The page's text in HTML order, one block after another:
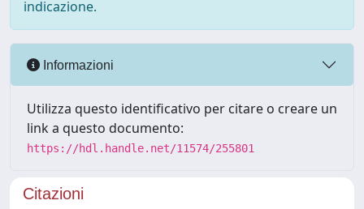
indicazione.
Informazioni
Utilizza questo identificativo per citare o creare un
link a questo documento:
https://hdl.handle.net/11574/255801
Citazioni